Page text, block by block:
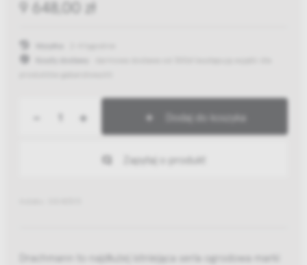
9 648,00 zł
+ Dodaj do koszyka
Zapytaj o produkt
Drachmann to najdłużej istniejąca seria ogrodowa marki